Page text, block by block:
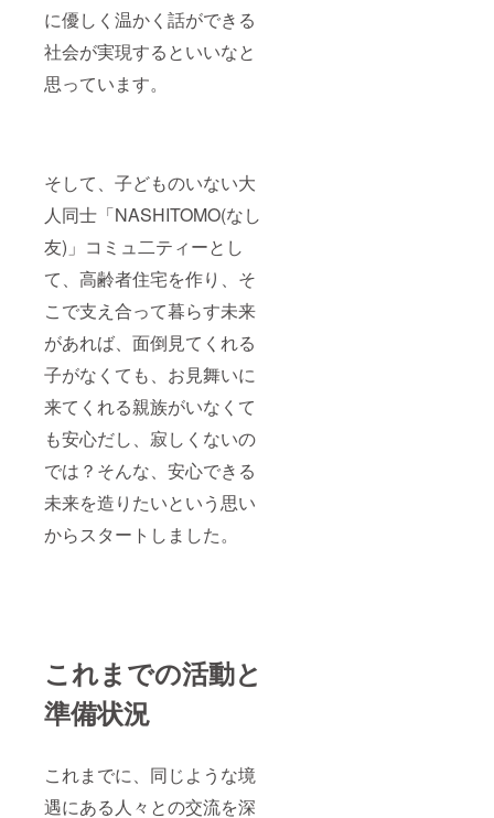
に優しく温かく話ができる
社会が実現するといいなと
思っています。
そして、子どものいない大
人同士「NASHITOMO(なし
友)」コミュ二ティーとし
て、高齢者住宅を作り、そ
こで支え合って暮らす未来
があれば、面倒見てくれる
子がなくても、お見舞いに
来てくれる親族がいなくて
も安心だし、寂しくないの
では？そんな、安心できる
未来を造りたいという思い
からスタートしました。
これまでの活動と
準備状況
これまでに、同じような境
遇にある人々との交流を深